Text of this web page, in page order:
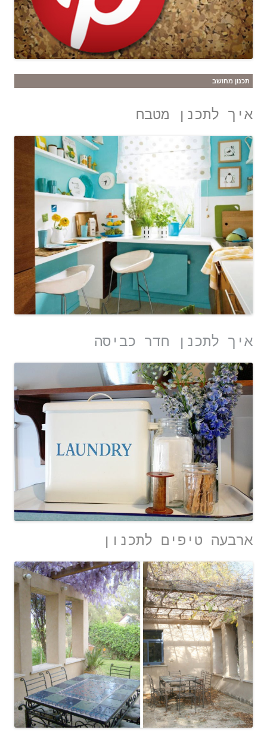
תכנון מחושב
איך לתכנן מטבח
איך לתכנן חדר כביסה
ארבעה טיפים לתכנון